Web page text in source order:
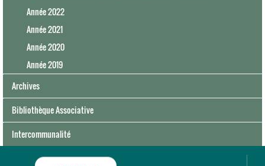
Année 2022
Année 2021
Année 2020
Année 2019
Archives
Bibliothèque Associative
Intercommunalité